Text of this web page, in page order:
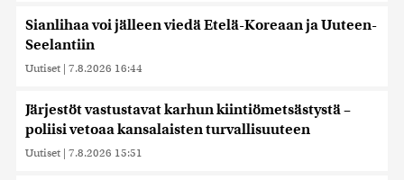
Sianlihaa voi jälleen viedä Etelä-Koreaan ja Uuteen-
Seelantiin
Uutiset | 7.8.2026 16:44
Järjestöt vastustavat karhun kiintiömetsästystä –
poliisi vetoaa kansalaisten turvallisuuteen
Uutiset | 7.8.2026 15:51